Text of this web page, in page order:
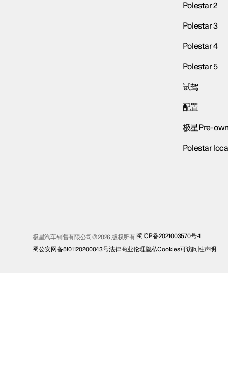
Polestar 2
Polestar 3
Polestar 4
Polestar 5
试驾
配置
极星Pre-
Polestar
极星汽车销售有限公司© 2026 版权所有 蜀ICP备2021003570号-1
蜀公安网备5101120200043号法律商业伦理隐私Cookies可访问性声明